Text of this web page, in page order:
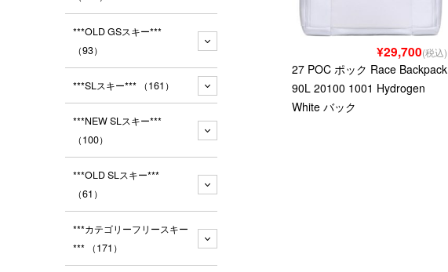
¥29,700(税込)
27 POC ポック Race Backpack
90L 20100 1001 Hydrogen
White バック
***OLD GSスキー***
（93）
***SLスキー*** （161）
***NEW SLスキー***
（100）
***OLD SLスキー***
（61）
***カテゴリーフリースキー
*** （171）